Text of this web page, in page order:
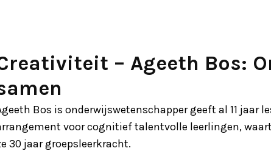
– Ageeth Bos:
Bos is onderwijswetenschapper geeft al 11 jaar
voor cognitief talentvolle leerlingen,
30 jaar groepsleerkracht.